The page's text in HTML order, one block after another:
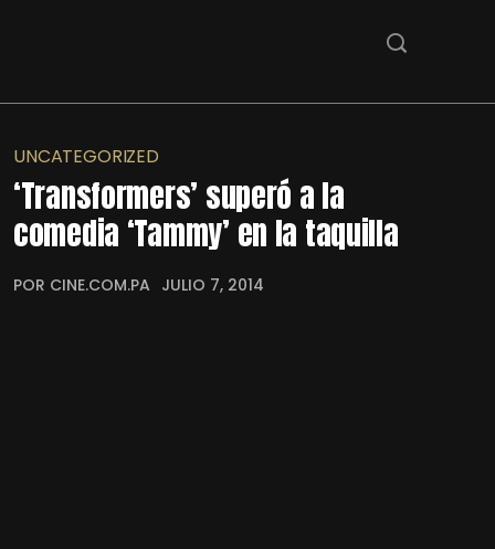
UNCATEGORIZED
‘Transformers’ superó a la
comedia ‘Tammy’ en la taquilla
POR CINE.COM.PA JULIO 7, 2014